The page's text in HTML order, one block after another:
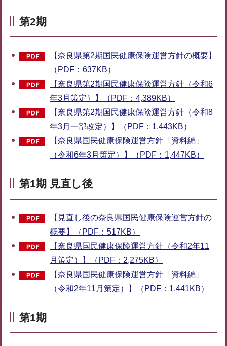
第2期
【奈良県第2期国民健康保険運営方針の概要】
（PDF：637KB）
【奈良県第2期国民健康保険運営方針（令和6
年3月策定）】（PDF：4,389KB）
【奈良県第2期国民健康保険運営方針（令和8
年3月一部改定）】（PDF：1,443KB）
【奈良県国民健康保険運営方針「資料編」
（令和6年3月策定）】（PDF：1,447KB）
第1期 見直し後
【見直し後の奈良県国民健康保険運営方針の
概要】（PDF：517KB）
【奈良県国民健康保険運営方針（令和2年11
月策定）】（PDF：2,275KB）
【奈良県国民健康保険運営方針「資料編」
（令和2年11月策定）】（PDF：1,441KB）
第1期